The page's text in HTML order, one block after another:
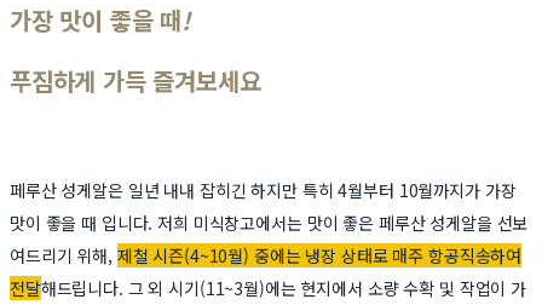
가장 맛이 좋을 때!
푸짐하게 가득 즐겨보세요
페루산 성게알은 일년 내내 잡히긴 하지만 특히 4월부터 10월까지가 가장
맛이 좋을 때 입니다. 저희 미식창고에서는 맛이 좋은 페루산 성게알을 선보
여드리기 위해, 제철 시즌(4~10월) 중에는 냉장 상태로 매주 항공직송하여
전달해드립니다. 그 외 시기(11~3월)에는 현지에서 소량 수확 및 작업이 가